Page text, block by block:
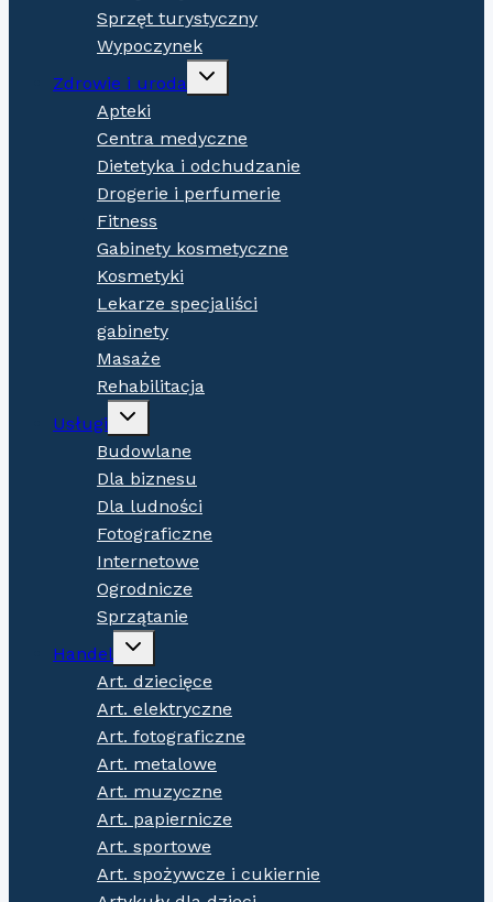
Sprzęt turystyczny
Wypoczynek
Zdrowie i uroda
Expand
Apteki
Centra medyczne
Dietetyka i odchudzanie
Drogerie i perfumerie
Fitness
Gabinety kosmetyczne
Kosmetyki
Lekarze specjaliści
gabinety
Masaże
Rehabilitacja
Usługi
Expand
menu
Budowlane
Dla biznesu
Dla ludności
Fotograficzne
Internetowe
Ogrodnicze
Sprzątanie
Handel
Expand
menu
Art. dziecięce
Art. elektryczne
Art. fotograficzne
Art. metalowe
Art. muzyczne
Art. papiernicze
Art. sportowe
Art. spożywcze i cukiernie